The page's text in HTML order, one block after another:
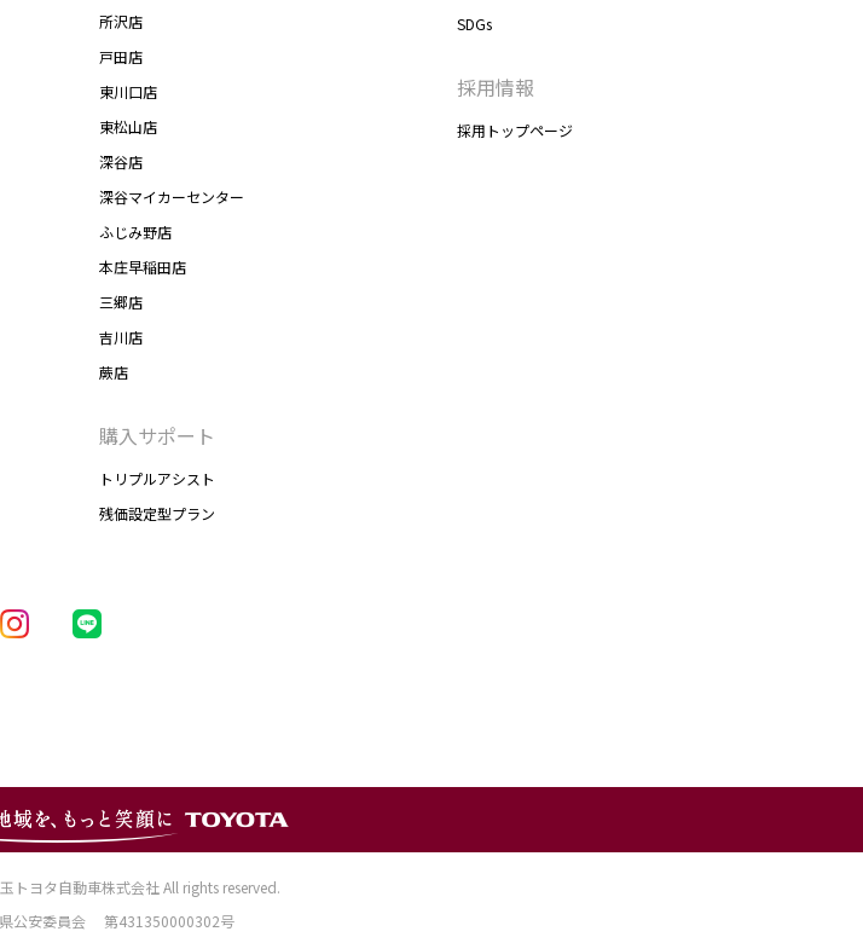
所沢店
戸田店
東川口店
東松山店
深谷店
深谷マイカーセンター
ふじみ野店
本庄早稲田店
三郷店
吉川店
蕨店
購入サポート
トリプルアシスト
残価設定型プラン
SDGs
採用情報
採用トップページ
ヨタ自動車株式会社 All rights reserved.
県公安委員会 第431350000302号